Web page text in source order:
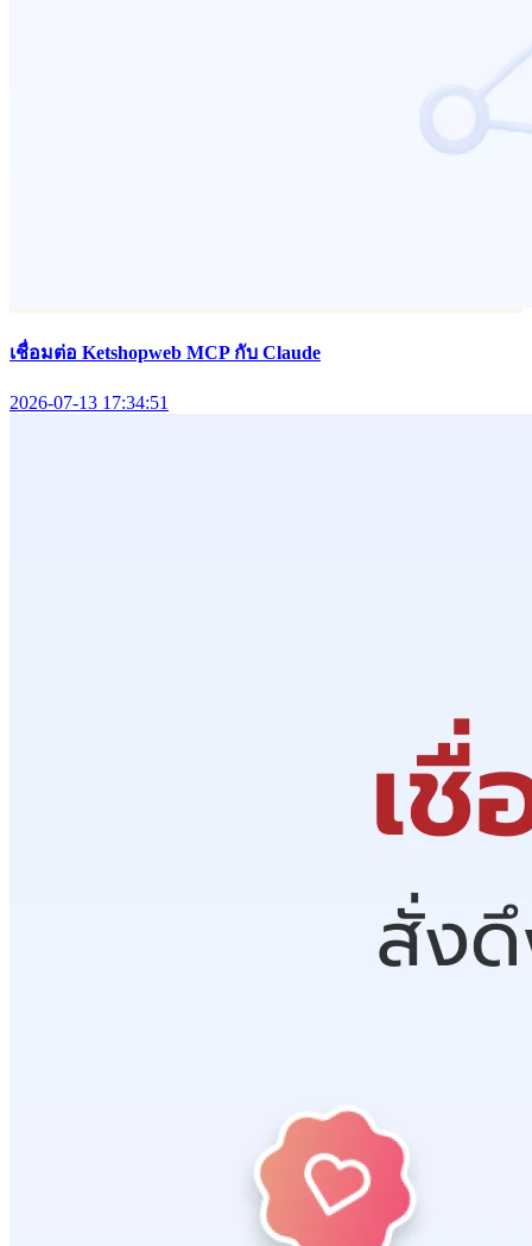
เชื่อมต่อ Ketshopweb MCP กับ Claude
2026-07-13 17:34:51